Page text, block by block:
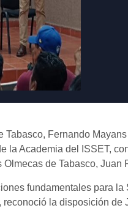
Fernando
la Academia del ISSET,
de Tabasco, Juan
fundamentales para
la disposición de